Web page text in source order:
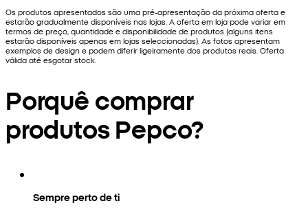
Os produtos apresentados são uma pré-apresentação da próxima oferta e
estarão gradualmente disponíveis nas lojas. A oferta em loja pode variar em
termos de preço, quantidade e disponibilidade de produtos (alguns itens
estarão disponíveis apenas em lojas seleccionadas). As fotos apresentam
exemplos de design e podem diferir ligeiramente dos produtos reais. Oferta
válida até esgotar stock.
Porquê comprar
produtos Pepco?
Sempre perto de ti